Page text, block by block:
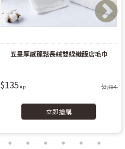
五星厚感蓬鬆長絨雙線織飯店毛巾
$135 $2,794
立即搶購